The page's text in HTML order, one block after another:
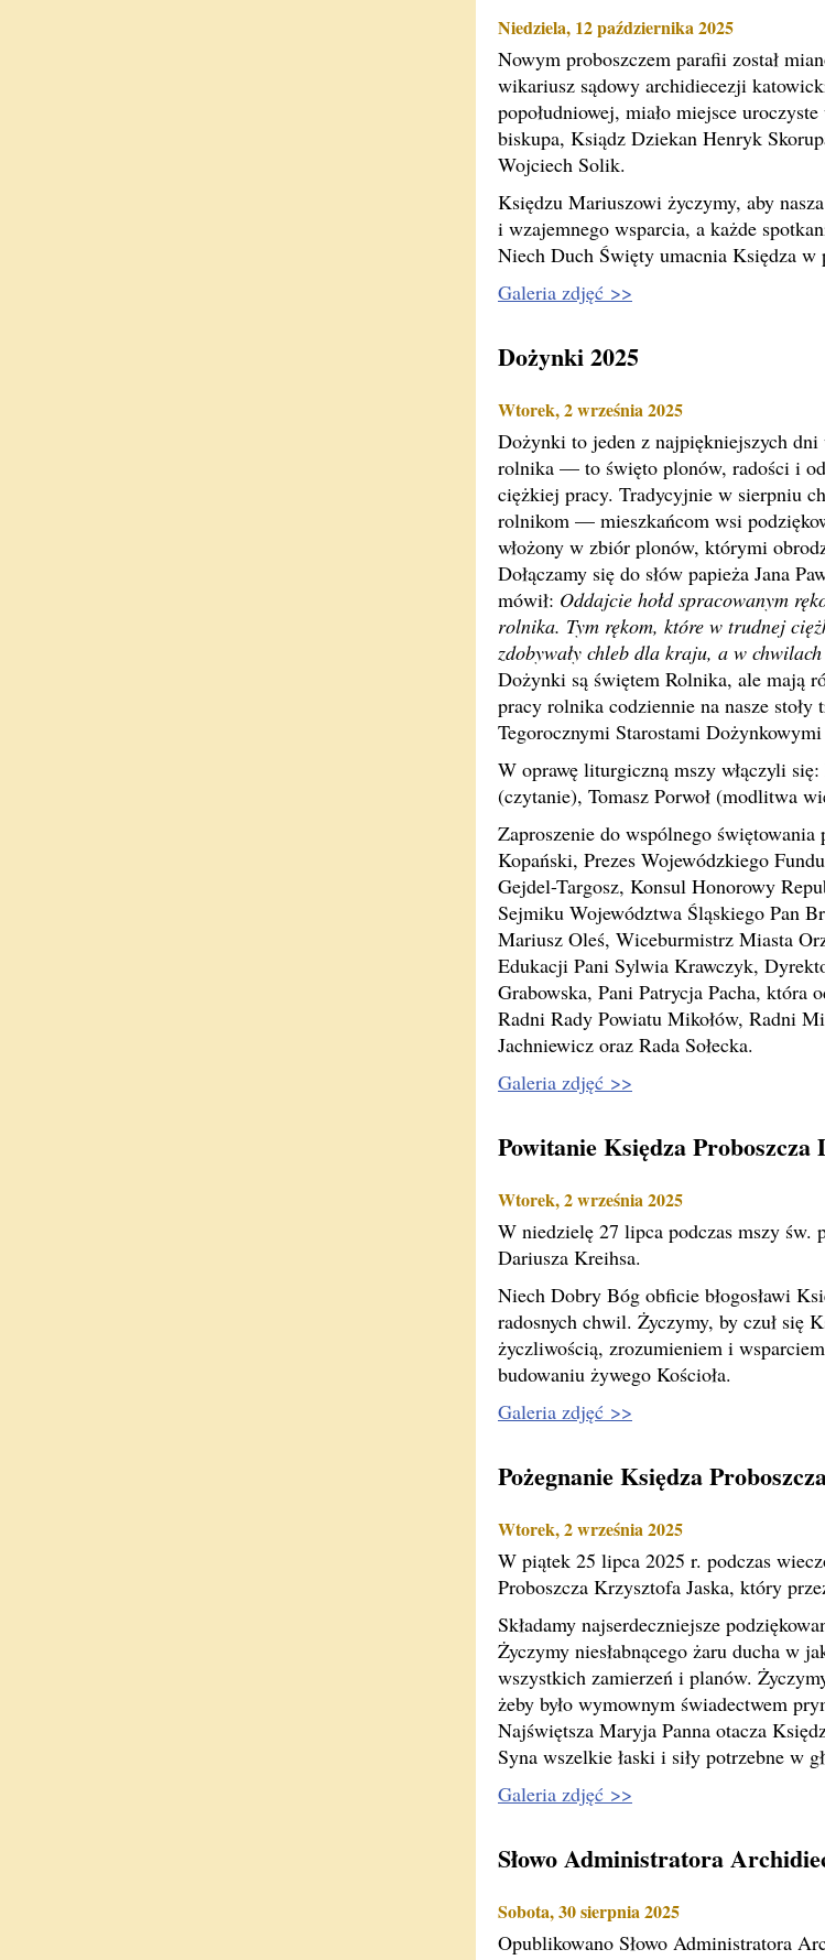
Niedziela, 12 października 2025
Nowym proboszczem parafii został
wikariusz sądowy archidiecezji
popołudniowej, miało miejsce
biskupa, Ksiądz Dziekan Henryk
Wojciech Solik.
Księdzu Mariuszowi życzymy, aby
i wzajemnego wsparcia, a każde
Niech Duch Święty umacnia Księdza w
Galeria zdjęć >>
Dożynki 2025
Wtorek, 2 września 2025
Dożynki to jeden z najpiękniejszych
rolnika — to święto plonów, radości i
ciężkiej pracy. Tradycyjnie w sierpniu
rolnikom — mieszkańcom wsi
włożony w zbiór plonów, którymi
Dołączamy się do słów papieża Jana
mówił: Oddajcie hołd spracowanym
rolnika. Tym rękom, które w trudnej
zdobywały chleb dla kraju, a w
Dożynki są świętem Rolnika, ale mają
pracy rolnika codziennie na nasze
Tegorocznymi Starostami
W oprawę liturgiczną mszy włączyli
(czytanie), Tomasz Porwoł (modlitwa
Zaproszenie do wspólnego
Kopański, Prezes Wojewódzkiego
Gejdel-Targosz, Konsul Honorowy
Sejmiku Województwa Śląskiego Pan
Mariusz Oleś, Wiceburmistrz Miasta
Edukacji Pani Sylwia Krawczyk,
Grabowska, Pani Patrycja Pacha, która
Radni Rady Powiatu Mikołów, Radni
Jachniewicz oraz Rada Sołecka.
Galeria zdjęć >>
Powitanie Księdza
Wtorek, 2 września 2025
W niedzielę 27 lipca podczas mszy św.
Dariusza Kreihsa.
Niech Dobry Bóg obficie błogosławi
radosnych chwil. Życzymy, by czuł się
życzliwością, zrozumieniem i
budowaniu żywego Kościoła.
Galeria zdjęć >>
Pożegnanie Księdza
Wtorek, 2 września 2025
W piątek 25 lipca 2025 r. podczas
Proboszcza Krzysztofa Jaska, który
Składamy najserdeczniejsze
Życzymy niesłabnącego żaru ducha w
wszystkich zamierzeń i planów.
żeby było wymownym świadectwem
Najświętsza Maryja Panna otacza
Syna wszelkie łaski i siły potrzebne w
Galeria zdjęć >>
Słowo Administratora
Sobota, 30 sierpnia 2025
Opublikowano Słowo Administratora